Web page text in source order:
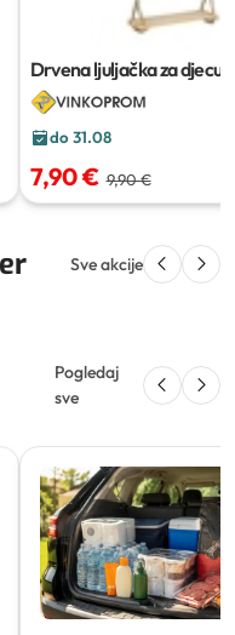
Drvena ljuljačka za djecu
do 31.08
7,90 € 9,90 €
Sve akcije
Pogledaj
sve